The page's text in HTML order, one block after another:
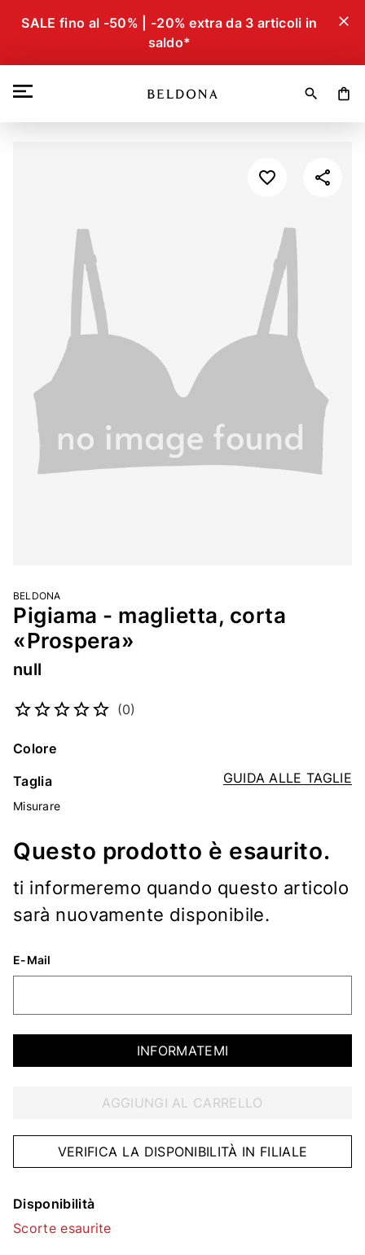
SALE fino al -50% | -20% extra da 3 articoli in
saldo*
close
search shopping_bag
BELDONA
Pigiama - maglietta, corta
«Prospera»
null
(0)
Colore
GUIDA ALLE TAGLIE
Taglia
Misurare
Questo prodotto è esaurito.
ti informeremo quando questo articolo
sarà nuovamente disponibile.
E-Mail
INFORMATEMI
AGGIUNGI AL CARRELLO
VERIFICA LA DISPONIBILITÀ IN FILIALE
Disponibilità
Scorte esaurite